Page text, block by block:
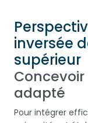
inversée
supérieur
adapté
Pour intégrer